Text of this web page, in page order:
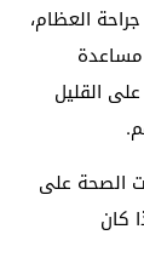
العظام،
مساعدة
القليل
الصحة على
كان